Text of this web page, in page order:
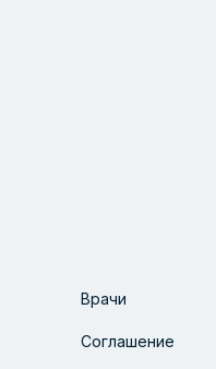
Врачи
Соглашение